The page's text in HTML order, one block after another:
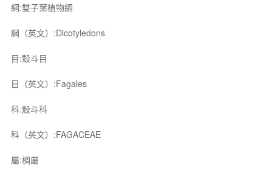
綱:雙子葉植物綱
綱（英文）:Dicotyledons
目:殼斗目
目（英文）:Fagales
科:殼斗科
科（英文）:FAGACEAE
屬:椆屬